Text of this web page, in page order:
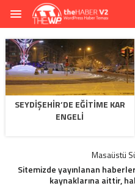
SEYDIŞEHIR’DE EĞITIME KAR
ENGELI
Masaüstü
Sitemizde yayınlanan
kaynaklarına aittir,